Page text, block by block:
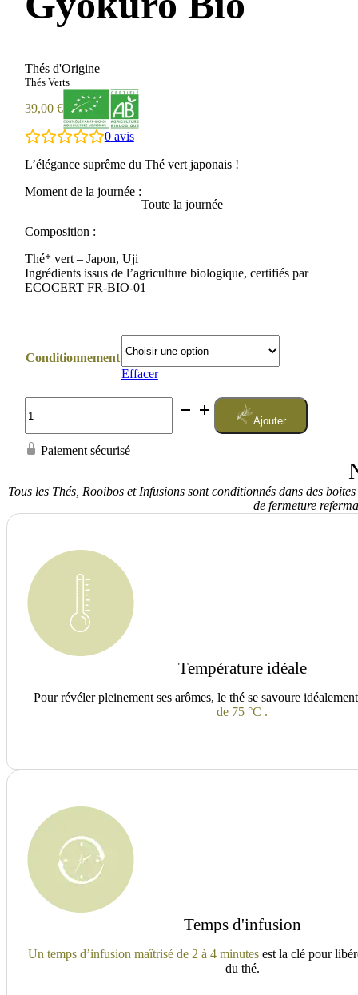
Thés d'Origine
Thés Verts
39,00 €
0avis
L’élégance suprême du Thé vert japonais !
Moment de la journée :
Toute la journée
Composition :
Thé* vert – Japon, Uji
Ingrédients issus de l’agriculture biologique, certifiés par
ECOCERT FR-BIO-01
Conditionnement
Effacer
de
Thé
Sirakawa
Ajouter
Paiement sécurisé
Tous les Thés, Rooibos et Infusions sont conditionnés dans des
de fermeture
Température idéale
Pour révéler pleinement ses arômes, le thé se savoure
de 75 °C .
Temps d'infusion
Un temps d’infusion maîtrisé de 2 à 4 minutesest la clé pour
du thé.